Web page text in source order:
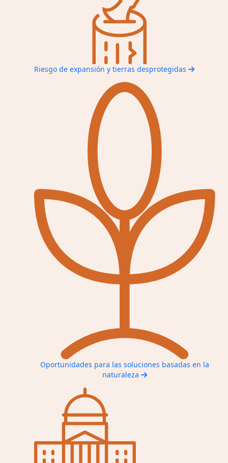
Riesgo de expansión y tierras desprotegidas
Oportunidades para las soluciones basadas en la
naturaleza